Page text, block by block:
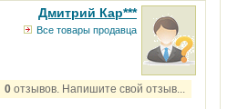
Дмитрий Кар***
Все товары продавца
0отзывов. Напишите свой отзыв...